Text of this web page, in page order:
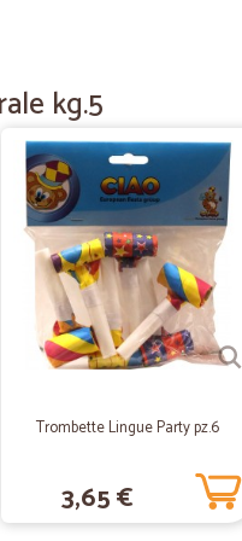
e…
grazie del vostro servizio.....
kg.5
Trombette Lingue Party pz.6
3,65 €